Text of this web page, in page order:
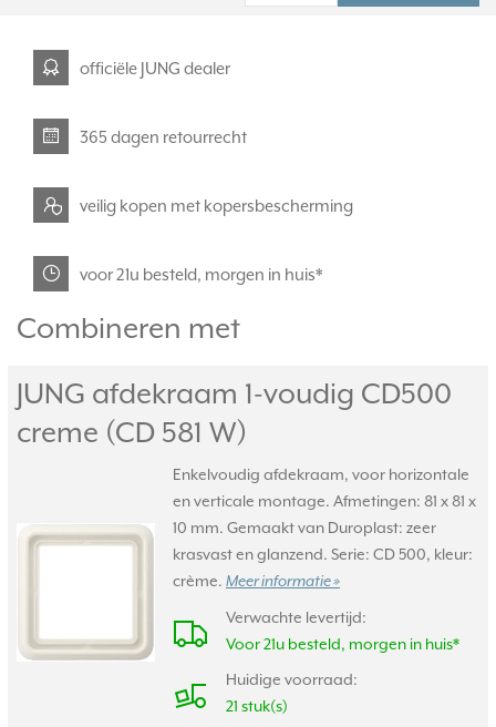
officiële JUNG dealer
365 dagen retourrecht
veilig kopen met kopersbescherming
voor 21u besteld, morgen in huis*
Combineren met
JUNG afdekraam 1-voudig CD500
creme (CD 581 W)
Enkelvoudig afdekraam, voor horizontale
en verticale montage. Afmetingen: 81 x 81 x
10 mm. Gemaakt van Duroplast: zeer
krasvast en glanzend. Serie: CD 500, kleur:
crème. Meer informatie »
Verwachte levertijd:
Voor 21u besteld, morgen in huis*
Huidige voorraad:
21 stuk(s)